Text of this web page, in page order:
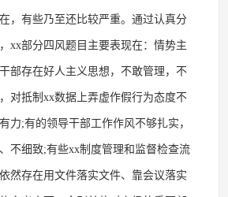
，有些乃至还比较严重。通过认真分
xx部分四风题目主要表现在：情势主
部存在好人主义思想，不敢管理，不
对抵制xx数据上弄虚作假行为态度不
力;有的领导干部工作作风不够扎实，
不细致;有些xx制度管理和监督检查流
然存在用文件落实文件、靠会议落实